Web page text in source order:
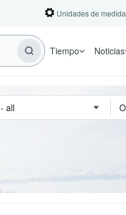
Unidades de medida
Tiempo Noticias